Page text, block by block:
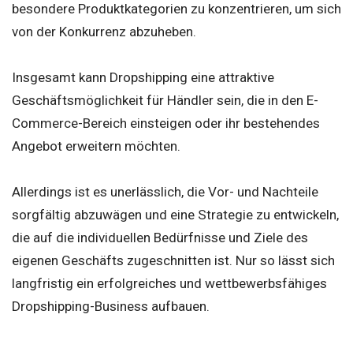
besondere Produktkategorien zu konzentrieren, um sich
von der Konkurrenz abzuheben.
Insgesamt kann Dropshipping eine attraktive
Geschäftsmöglichkeit für Händler sein, die in den E-
Commerce-Bereich einsteigen oder ihr bestehendes
Angebot erweitern möchten.
Allerdings ist es unerlässlich, die Vor- und Nachteile
sorgfältig abzuwägen und eine Strategie zu entwickeln,
die auf die individuellen Bedürfnisse und Ziele des
eigenen Geschäfts zugeschnitten ist. Nur so lässt sich
langfristig ein erfolgreiches und wettbewerbsfähiges
Dropshipping-Business aufbauen.